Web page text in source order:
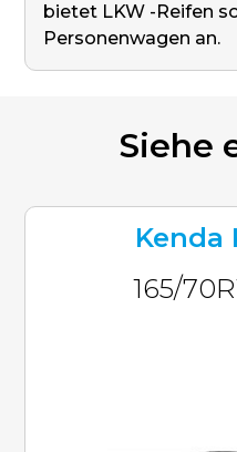
bietet LKW -Reifen
Personenwagen an.
Siehe
Kenda
165/